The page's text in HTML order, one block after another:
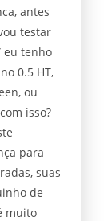
antes
testar
eu tenho
0.5 HT,
ou
isso?
para
suas
de
muito